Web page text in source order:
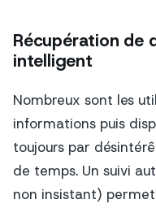
Récupération de
intelligent
Nombreux sont les
informations puis
toujours par
de temps. Un suivi
non insistant)